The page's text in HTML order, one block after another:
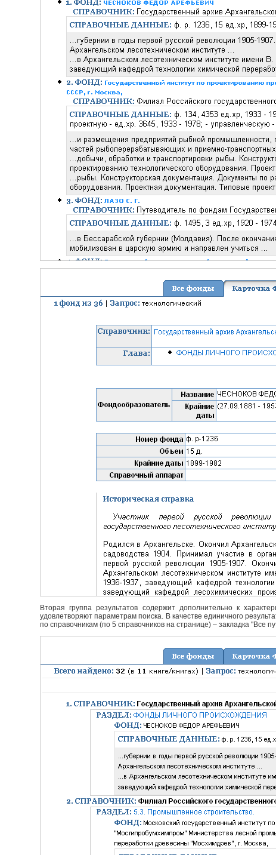
Вторая группа результатов содержит дополнительно к
удовлетворяют параметрам поиска. В качестве единичного
по справочникам (по 5 справочников на странице) – закладка "Все